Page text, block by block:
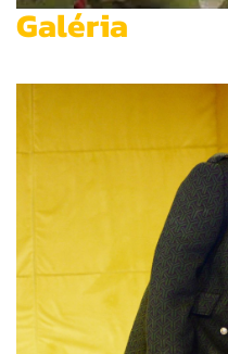
Galéria